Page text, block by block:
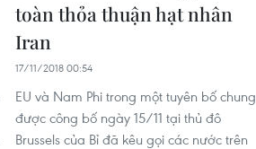
toàn thỏa thuận hạt nhân
Iran
17/11/2018 00:54
EU và Nam Phi trong một tuyên bố chung
được công bố ngày 15/11 tại thủ đô
Brussels của Bỉ đã kêu gọi các nước trên